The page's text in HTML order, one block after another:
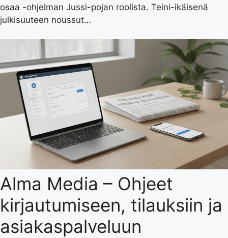
osaa -ohjelman Jussi-pojan roolista. Teini-ikäisenä
julkisuuteen noussut…
Alma Media – Ohjeet
kirjautumiseen, tilauksiin ja
asiakaspalveluun